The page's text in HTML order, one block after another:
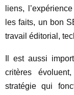
liens,
les faits, un bon
travail éditorial,
Il est aussi
critères
stratégie qui